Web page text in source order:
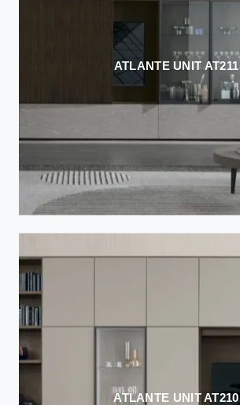
ATLANTE UNIT AT211
ATLANTE UNIT AT210